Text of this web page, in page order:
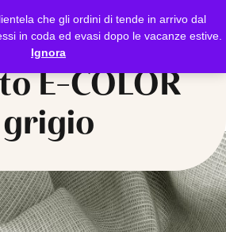
che gli ordini di tende in arrivo dal
in coda ed evasi dopo le vacanze estive.
Ignora
E-COLOR
grigio